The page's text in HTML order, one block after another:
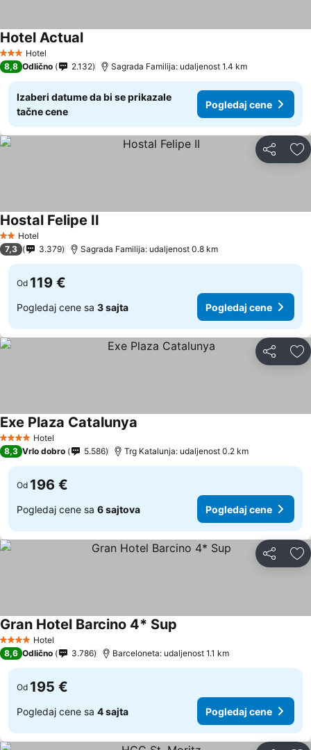
3 Zvezdice
Hotel
Hotel Actual
8,8 Odlično 2.132 Sagrada Familija: udaljenost 1.4 km
Izaberi datume da bi se prikazale
tačne cene
Pogledaj cene
Deli
2 Zvezdice
Hotel
Hostal Felipe II
7,3 3.379 Sagrada Familija: udaljenost 0.8 km
Od 119 €
Pogledaj cene sa 3 sajta Pogledaj cene
Deli
4 ZvezdiceHotel
Exe Plaza Catalunya
8,3 Vrlo dobro 5.586 Trg Katalunja: udaljenost 0.2 km
Od 196 €
Pogledaj cene sa 6 sajtova Pogledaj cene
Deli
4 ZvezdiceHotel
Gran Hotel Barcino 4* Sup
8,6 Odlično 3.786 Barceloneta: udaljenost 1.1 km
Od 195 €
Pogledaj cene sa 4 sajta Pogledaj cene